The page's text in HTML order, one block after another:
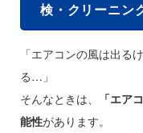
検・クリーニン
「エアコンの風は出る
る…」
そんなときは、
「エア
能性があります。